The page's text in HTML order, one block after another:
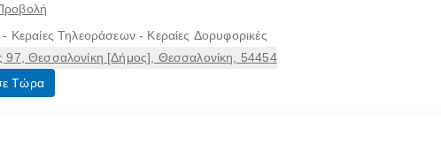
- Κεραίες Τηλεοράσεων - Κεραίες Δορυφορικές
97, Θεσσαλονίκη [Δήμος], Θεσσαλονίκη, 54454
Τώρα